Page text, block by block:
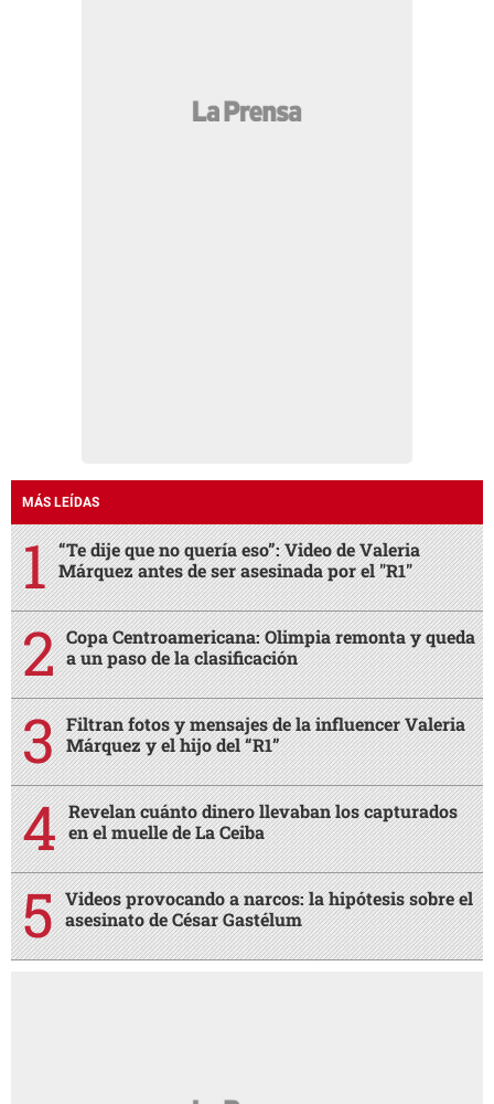
MÁS LEÍDAS
“Te dije que no quería eso”: Video de Valeria
Márquez antes de ser asesinada por el "R1"
Copa Centroamericana: Olimpia remonta y queda
a un paso de la clasificación
Filtran fotos y mensajes de la influencer Valeria
Márquez y el hijo del “R1”
Revelan cuánto dinero llevaban los capturados
en el muelle de La Ceiba
Videos provocando a narcos: la hipótesis sobre el
asesinato de César Gastélum